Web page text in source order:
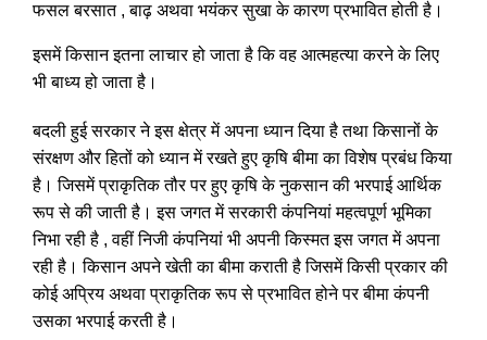
फसल बरसात , बाढ़ अथवा भयंकर सुखा के कारण प्रभावित होती है।
इसमें किसान इतना लाचार हो जाता है कि वह आत्महत्या करने के लिए
भी बाध्य हो जाता है।
बदली हुई सरकार ने इस क्षेत्र में अपना ध्यान दिया है तथा किसानों के
संरक्षण और हितों को ध्यान में रखते हुए कृषि बीमा का विशेष प्रबंध किया
है। जिसमें प्राकृतिक तौर पर हुए कृषि के नुकसान की भरपाई आर्थिक
रूप से की जाती है। इस जगत में सरकारी कंपनियां महत्वपूर्ण भूमिका
निभा रही है , वहीं निजी कंपनियां भी अपनी किस्मत इस जगत में अपना
रही है। किसान अपने खेती का बीमा कराती है जिसमें किसी प्रकार की
कोई अप्रिय अथवा प्राकृतिक रूप से प्रभावित होने पर बीमा कंपनी
उसका भरपाई करती है।